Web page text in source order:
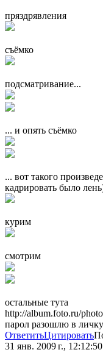
пряздрявления
съёмко
подсматривание...
... и опять съёмко
... вот такого
кадрировать было
курим
смотрим
остальные тута
http://album.foto.ru/
парол разошлю в личку
ОтветитьЦитировать
31 янв. 2009 г., 12:12:50